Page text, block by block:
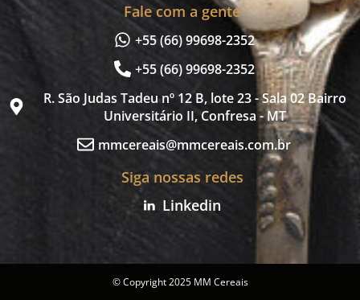
Fale com a gente
+55 (66) 99698-2352
+55 (66) 99698-2352
R. São Judas Tadeu nº 12 B, lote 23 - Sala 02 Bairro
Universitário II, Confresa - MT
mmcereais@mmcereais.com.br
Siga nossas redes
Linkedin
© Copyright 2025 MM Cereais